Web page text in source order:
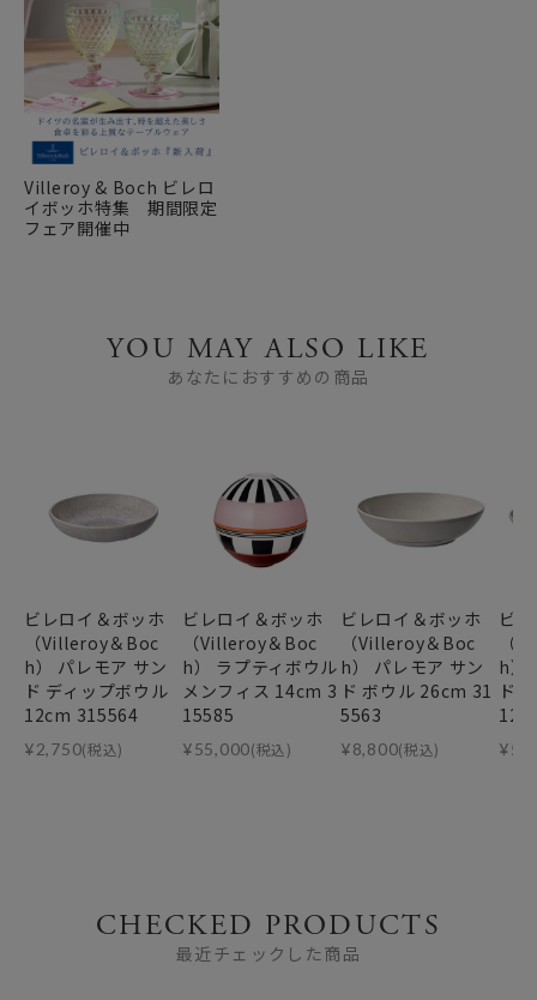
Villeroy & Boch ビレロ
イボッホ特集 期間限定
フェア開催中
YOU MAY ALSO LIKE
あなたにおすすめの商品
ビレロイ＆ボッホ
（Villeroy＆Boc
h） パレモア サン
ド ディップボウル
12cm 315564
¥2,750(税込)
ビレロイ＆ボッホ
（Villeroy＆Boc
h） ラプティボウル
メンフィス 14cm 3
15585
¥55,000(税込)
ビレロイ＆ボッホ
（Villeroy＆Boc
h） パレモア サン
ド ボウル 26cm 31
5563
¥8,800(税込)
ビ
（
h）
ド
¥
CHECKED PRODUCTS
最近チェックした商品